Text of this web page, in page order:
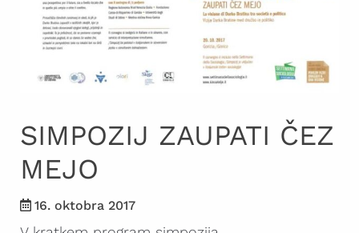
Kontakti
SIMPOZIJ ZAUPATI ČEZ
MEJO
16. oktobra 2017